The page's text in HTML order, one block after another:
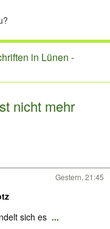
in Lünen -
nicht mehr
Gestern, 21:45
sich es ...